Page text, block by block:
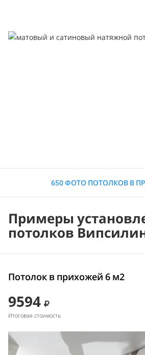
650 ФОТО ПОТОЛКОВ В
Примеры
потолков
Потолок в прихожей 6 м2
9594
Итоговая стоимость